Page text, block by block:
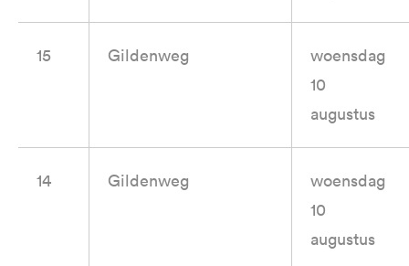
15 Gildenweg
woensdag
10
augustus
14 Gildenweg
woensdag
10
augustus